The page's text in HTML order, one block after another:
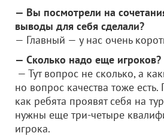
— Вы посмотрели на
выводы для себя сделали?
— Главный — у нас очень
— Сколько надо еще игроков?
— Тут вопрос не сколько, а
но вопрос качества тоже
как ребята проявят себя на
нужны еще три-четыре
игрока.